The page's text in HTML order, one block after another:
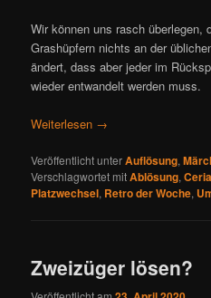
Wir können uns rasch überlegen,
Grashüpfern nichts an der
ändert, dass aber jeder im
wieder entwandelt werden muss.
Weiterlesen →
Veröffentlicht unterAuflösung,
Verschlagwortet mitAblösung,
Platzwechsel, Retro der Woche,
Zweizüger lösen?